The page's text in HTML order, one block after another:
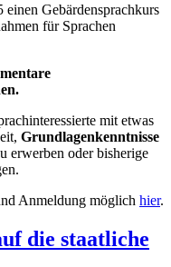
Gebärdensprachkurs
für Sprachen
mit etwas
Grundlagenkenntnisse
erwerben oder bisherige
Anmeldung möglich hier.
die staatliche